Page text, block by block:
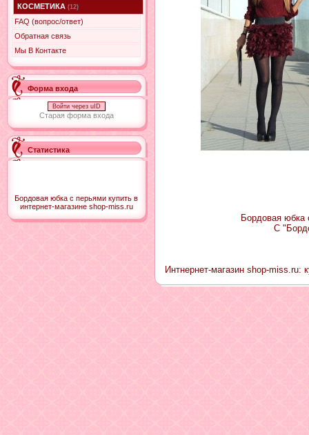
КОСМЕТИКА (12)
FAQ (вопрос/ответ)
Обратная связь
Мы В Контакте
Форма входа
Войти через uID
Старая форма входа
Статистика
Бордовая юбка с перьями купить в
интернет-магазине shop-miss.ru
Бордовая юбка
С
Интнернет-магазин shop-